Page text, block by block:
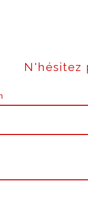
N'hésitez